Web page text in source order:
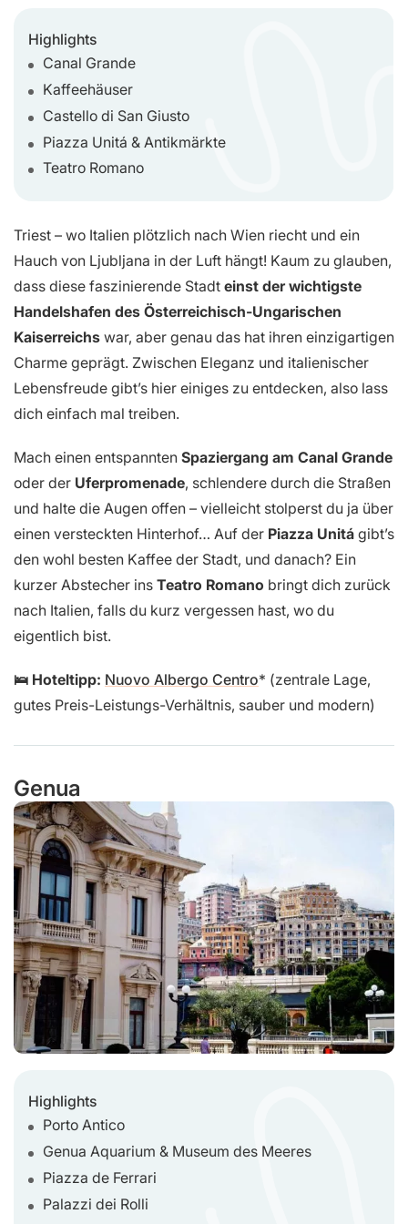
Highlights
Canal Grande
Kaffeehäuser
Castello di San Giusto
Piazza Unitá & Antikmärkte
Teatro Romano
Triest – wo Italien plötzlich nach Wien riecht und ein
Hauch von Ljubljana in der Luft hängt! Kaum zu glauben,
dass diese faszinierende Stadt einst der wichtigste
Handelshafen des Österreichisch-Ungarischen
Kaiserreichs war, aber genau das hat ihren einzigartigen
Charme geprägt. Zwischen Eleganz und italienischer
Lebensfreude gibt’s hier einiges zu entdecken, also lass
dich einfach mal treiben.
Mach einen entspannten Spaziergang am Canal Grande
oder der Uferpromenade, schlendere durch die Straßen
und halte die Augen offen – vielleicht stolperst du ja über
einen versteckten Hinterhof… Auf der Piazza Unitá gibt’s
den wohl besten Kaffee der Stadt, und danach? Ein
kurzer Abstecher ins Teatro Romano bringt dich zurück
nach Italien, falls du kurz vergessen hast, wo du
eigentlich bist.
🛌 Hoteltipp: Nuovo Albergo Centro
(zentrale Lage,
gutes Preis-Leistungs-Verhältnis, sauber und modern)
Genua
Highlights
Porto Antico
Genua Aquarium & Museum des Meeres
Piazza de Ferrari
Palazzi dei Rolli